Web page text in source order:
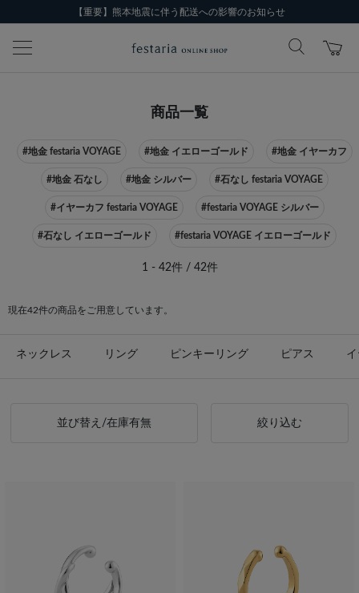
【重要】熊本地震に伴う配送への影響のお知らせ
商品一覧
#地金 festaria VOYAGE #地金 イエローゴールド #地金 イヤーカフ
#地金 石なし #地金 シルバー #石なし festaria VOYAGE
#イヤーカフ festaria VOYAGE #festaria VOYAGE シルバー
#石なし イエローゴールド #festaria VOYAGE イエローゴールド
1 - 42件 / 42件
現在42件の商品をご用意しています。
ネックレス リング ピンキーリング ピアス
並び替え/在庫有無 絞り込む